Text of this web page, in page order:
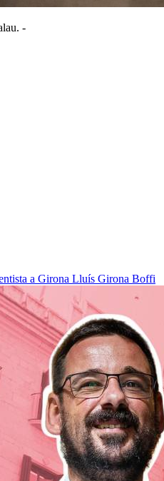
-
a Girona Lluís Girona Boffi